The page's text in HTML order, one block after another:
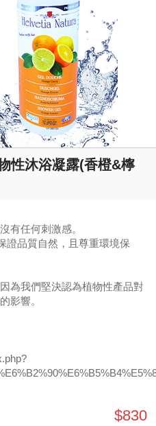
性沐浴凝露(香橙&檸
有任何刺激感。
證品質自然，且尊重環境保
為我們堅決認為植物性產品對
影響。
$830